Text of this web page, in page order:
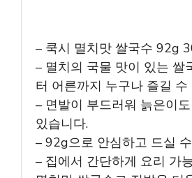
– 쿡시 멸치맛 쌀국수 92g
– 멸치의 국물 맛이 있는 쌀
터 어른까지 누구나 즐길 수
– 면발이 부드러워 늙은이
있습니다.
– 92g으로 안심하고 드실
– 집에서 간단하게 요리 가